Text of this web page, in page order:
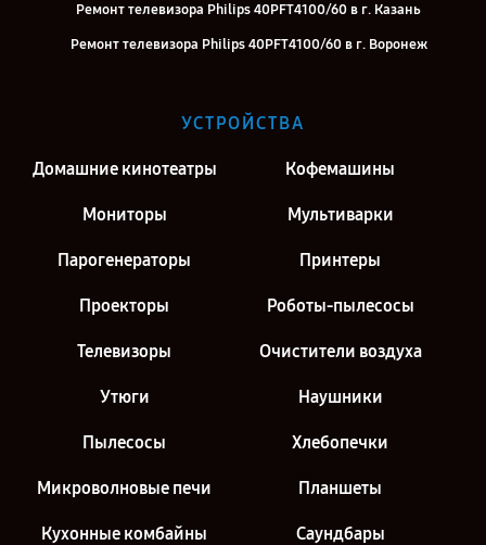
Ремонт телевизора Philips 40PFT4100/60 в г. Казань
Ремонт телевизора Philips 40PFT4100/60 в г. Воронеж
Ремонт телевизора Philips 40PFT4100/60 в г. Москва
УСТРОЙСТВА
Домашние кинотеатры Кофемашины
Мониторы Мультиварки
Парогенераторы Принтеры
Проекторы Роботы-пылесосы
Телевизоры Очистители воздуха
Утюги Наушники
Пылесосы Хлебопечки
Микроволновые печи Планшеты
Кухонные комбайны Саундбары